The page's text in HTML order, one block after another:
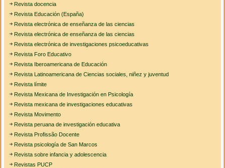
Revista docencia
Revista Educación (España)
Revista electrónica de enseñanza de las ciencias
Revista electrónica de enseñanza de las ciencias
Revista electrónica de investigaciones psicoeducativas
Revista Foro Educativo
Revista Iberoamericana de Educación
Revista Latinoamericana de Ciencias sociales, niñez y juventud
Revista límite
Revista Mexicana de Investigación en Psicología
Revista mexicana de investigaciones educativas
Revista Movimento
Revista peruana de investigación educativa
Revista Profissão Docente
Revista psicología de San Marcos
Revista sobre infancia y adolescencia
Revistas PUCP